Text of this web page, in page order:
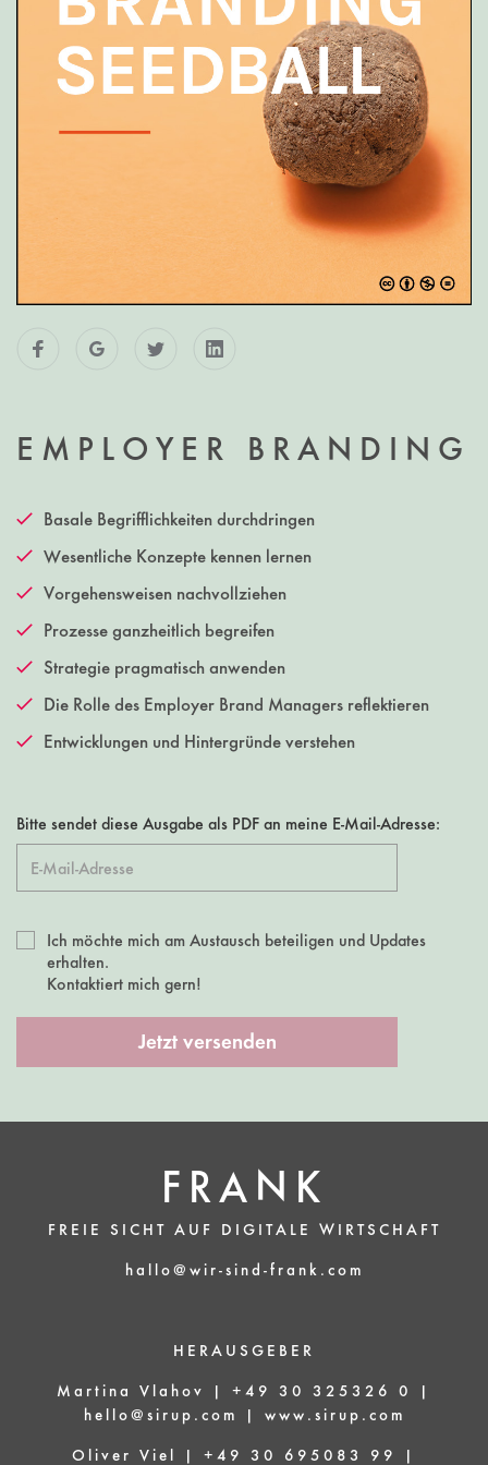
EMPLOYER BRANDING
Basale Begrifflichkeiten durchdringen
Wesentliche Konzepte kennen lernen
Vorgehensweisen nachvollziehen
Prozesse ganzheitlich begreifen
Strategie pragmatisch anwenden
Die Rolle des Employer Brand Managers reflektieren
Entwicklungen und Hintergründe verstehen
Bitte sendet diese Ausgabe als PDF an meine E-Mail-Adresse:
Ich möchte mich am Austausch beteiligen und Updates
erhalten.
Kontaktiert mich gern!
Jetzt versenden
FRANK
FREIE SICHT AUF DIGITALE WIRTSCHAFT
hallo@wir-sind-frank.com
HERAUSGEBER
Martina Vlahov | +49 30 325326 0 |
hello@sirup.com
| www.sirup.com
Oliver Viel | +49 30 695083 99 |